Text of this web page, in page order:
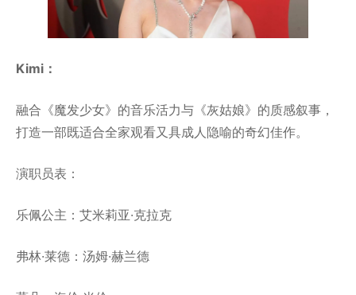
Kimi：
融合《魔发少女》的音乐活力与《灰姑娘》的质感叙事，
打造一部既适合全家观看又具成人隐喻的奇幻佳作。
演职员表：
乐佩公主：艾米莉亚·克拉克
弗林·莱德：汤姆·赫兰德